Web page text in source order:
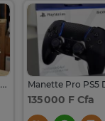
Manette PS5 DualSense Edge
135 000 F Cfa